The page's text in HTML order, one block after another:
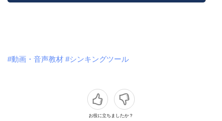
#動画・音声教材 #シンキングツール
お役に立ちましたか？